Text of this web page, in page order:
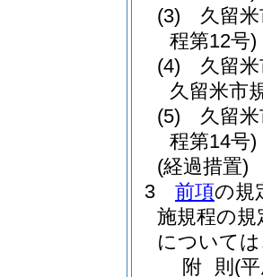
(3)
久留
程第12号)
(4)
久留
久留米市
(5)
久留
程第14号)
(経過措置)
3
前項の規
施規程の
について
附 則 (